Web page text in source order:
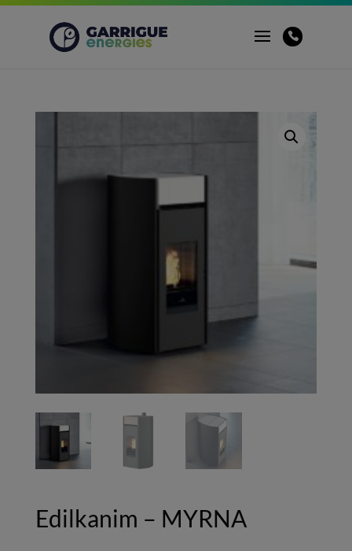
Panneau de gestion des cookies
Edilkanim – MYRNA